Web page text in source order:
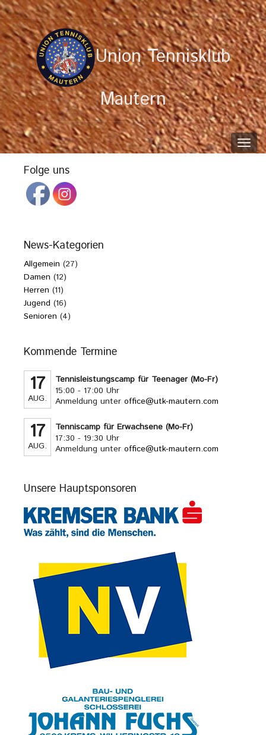
Union Tennisklub
Mautern
Folge uns
News-Kategorien
Allgemein (27)
Damen (12)
Herren (11)
Jugend (16)
Senioren (4)
Kommende Termine
17
AUG.
Tennisleistungscamp für Teenager (Mo-Fr)
15:00 - 17:00 Uhr
Anmeldung unteroffice@utk-mautern.com
17
AUG.
Tenniscamp für Erwachsene (Mo-Fr)
17:30 - 19:30 Uhr
Anmeldung unteroffice@utk-mautern.com
Unsere Hauptsponsoren